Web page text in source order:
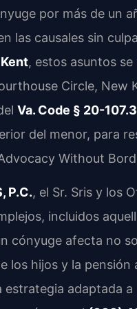
por más de un
las causales sin
, estos asuntos
Circle, New
Va. Code § 20-107.3
del menor, para
Without
P.C., el Sr. Sris y los
incluidos
cónyuge afecta no
los hijos y la
adaptada